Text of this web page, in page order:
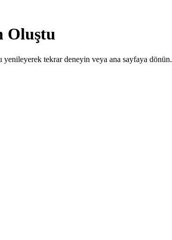
Oluştu
tekrar deneyin veya ana sayfaya dönün.